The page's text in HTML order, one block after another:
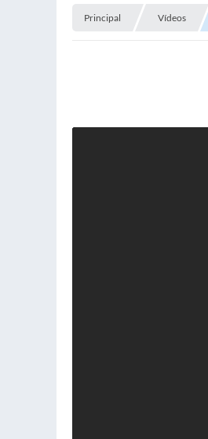
Principal Vídeos